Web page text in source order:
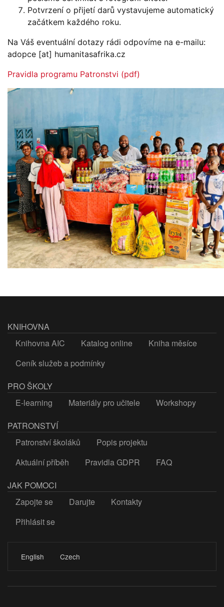
Potvrzení o přijetí darů vystavujeme automatický
začátkem každého roku.
Na Váš eventuální dotazy rádi odpovíme na e-mailu:
adopce [at] humanitasafrika.cz
Pravidla programu Patronstvi (pdf)
KNIHOVNA
Knihovna AIC
Katalog online
Kniha měsíce
Ceník služeb a podmínky
PRO ŠKOLY
E-learning
Materiály pro učitele
Workshopy
PATRONSTVÍ
Patronství školáků
Popis projektu
Aktuální příběh
Pravidla GDPR
FAQ
JAK POMOCI
Zapojte se
Darujte
Kontakty
LOGIN
Přihlásit se
English Czech